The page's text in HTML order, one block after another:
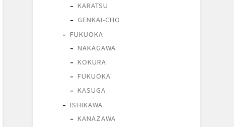
KARATSU
GENKAI-CHO
FUKUOKA
NAKAGAWA
KOKURA
FUKUOKA
KASUGA
ISHIKAWA
KANAZAWA